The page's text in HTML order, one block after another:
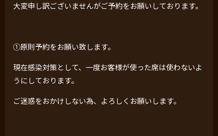
大変申し訳ございませんがご予約をお願いしております。
①原則予約をお願い致します。
現在感染対策として、一度お客様が使った席は使わないよ
うにしております。
ご迷惑をおかけしない為、よろしくお願いします。